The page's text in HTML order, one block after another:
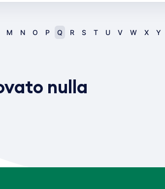
M N O P Q R S T U V W X Y
nulla